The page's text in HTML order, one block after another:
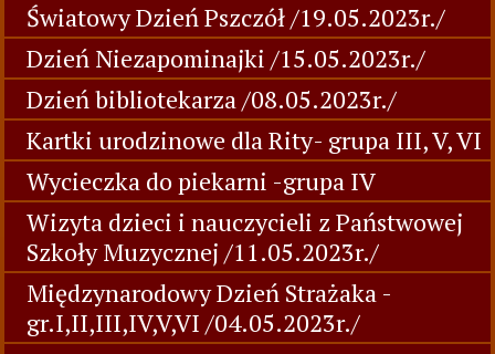
Światowy Dzień Pszczół /19.05.2023r./
Dzień Niezapominajki /15.05.2023r./
Dzień bibliotekarza /08.05.2023r./
Kartki urodzinowe dla Rity- grupa III, V, VI
Wycieczka do piekarni -grupa IV
Wizyta dzieci i nauczycieli z Państwowej
Szkoły Muzycznej /11.05.2023r./
Międzynarodowy Dzień Strażaka -
gr.I,II,III,IV,V,VI /04.05.2023r./